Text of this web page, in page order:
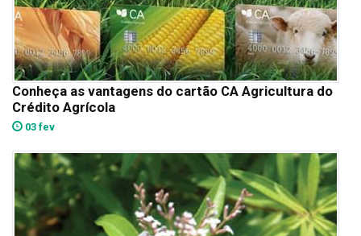
Conheça as vantagens do cartão CA Agricultura do
Crédito Agrícola
03 fev